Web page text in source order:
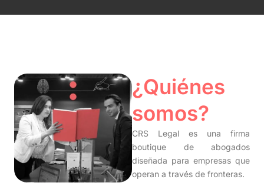
¿Quiénes
somos?
CRS Legal es una firma
boutique de abogados
diseñada para empresas que
operan a través de fronteras.